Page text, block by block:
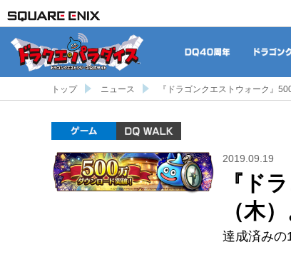
トップ ニュース 『ドラゴンクエストウォーク』
ゲーム
2019.09.19
『ド
（木
達成済みの